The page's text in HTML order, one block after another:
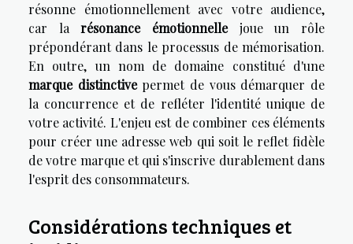
résonne émotionnellement avec votre audience,
car larésonance émotionnellejoue un rôle
prépondérant dans le processus de mémorisation.
En outre, un nom de domaine constitué d'une
marque distinctivepermet de vous démarquer de
la concurrence et de refléter l'identité unique de
votre activité. L'enjeu est de combiner ces éléments
pour créer une adresse web qui soit le reflet fidèle
de votre marque et qui s'inscrive durablement dans
l'esprit des consommateurs.
Considérations techniques et